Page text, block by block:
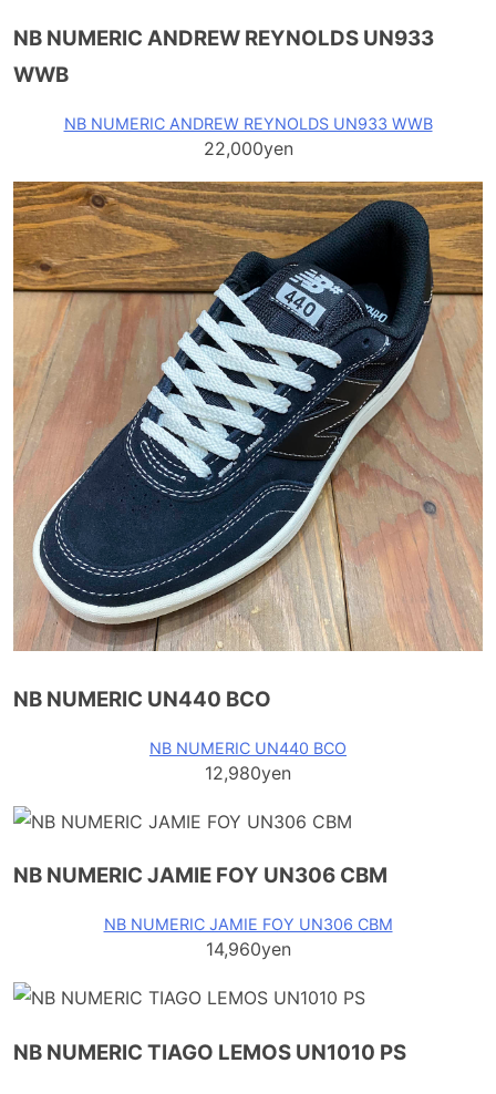
NB NUMERIC ANDREW REYNOLDS UN933
WWB
NB NUMERIC ANDREW REYNOLDS UN933 WWB
22,000yen
NB NUMERIC UN440 BCO
NB NUMERIC UN440 BCO
12,980yen
NB NUMERIC JAMIE FOY UN306 CBM
NB NUMERIC JAMIE FOY UN306 CBM
14,960yen
NB NUMERIC TIAGO LEMOS UN1010 PS